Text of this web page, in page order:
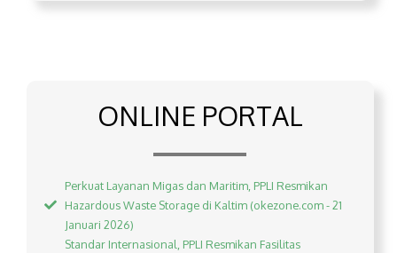
ONLINE PORTAL
Perkuat Layanan Migas dan Maritim, PPLI Resmikan
Hazardous Waste Storage di Kaltim (okezone.com - 21
Januari 2026)
Standar Internasional, PPLI Resmikan Fasilitas